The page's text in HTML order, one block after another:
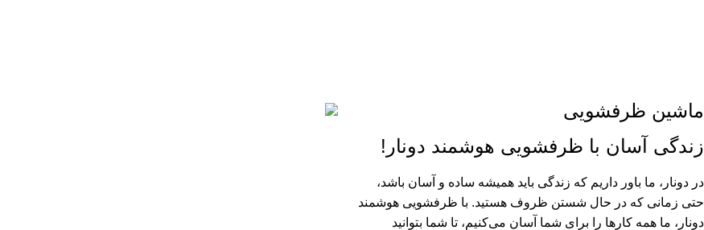
ماشین ظرفشویی
زندگی آسان با ظرفشویی هوشمند دونار!
در دونار، ما باور داریم که زندگی باید همیشه ساده و آسان باشد،
حتی زمانی که در حال شستن ظروف هستید. با ظرفشویی هوشمند
دونار، ما همه کارها را برای شما آسان می‌کنیم، تا شما بتوانید